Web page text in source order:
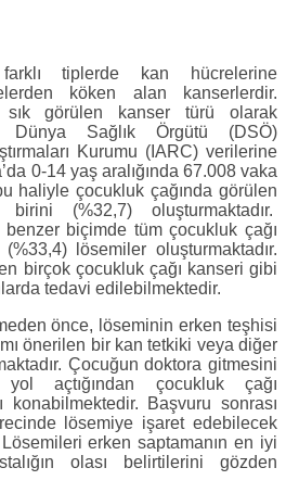
tiplerde kan hücrelerine
köken alan kanserlerdir.
sık görülen kanser türü olarak
Dünya Sağlık Örgütü (DSÖ)
Kurumu (IARC) verilerine
0-14 yaş aralığında 67.008 vaka
haliyle çocukluk çağında görülen
(%32,7) oluşturmaktadır.
biçimde tüm çocukluk çağı
lösemiler oluşturmaktadır.
birçok çocukluk çağı kanseri gibi
tedavi edilebilmektedir.
önce, löseminin erken teşhisi
önerilen bir kan tetkiki veya diğer
Çocuğun doktora gitmesini
açtığından çocukluk çağı
konabilmektedir. Başvuru sonrası
lösemiye işaret edebilecek
erken saptamanın en iyi
olası belirtilerini gözden